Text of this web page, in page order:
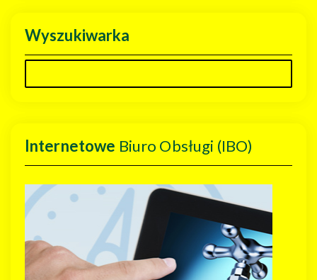
Wyszukiwarka
Internetowe Biuro Obsługi (IBO)